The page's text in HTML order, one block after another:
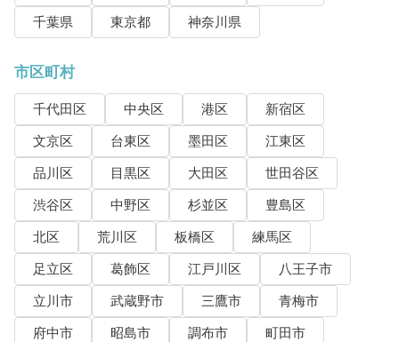
千葉県
東京都 神奈川県
市区町村
千代田区 中央区 港区
新宿区
文京区
台東区 墨田区
江東区
品川区
目黒区 大田区
世田谷区
渋谷区
中野区 杉並区
豊島区
北区
荒川区 板橋区
練馬区
足立区
葛飾区 江戸川区
八王子市
立川市
武蔵野市 三鷹市
青梅市
府中市
昭島市 調布市
町田市